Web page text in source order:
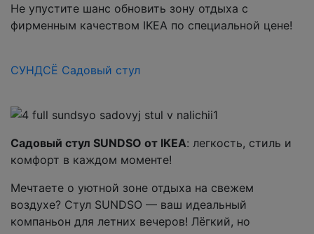
Не упустите шанс обновить зону отдыха с
фирменным качеством IKEA по специальной цене!
СУНДСЁ Садовый стул
Садовый стул SUNDSO от IKEA: легкость, стиль и
комфорт в каждом моменте!
Мечтаете о уютной зоне отдыха на свежем
воздухе? Стул SUNDSO — ваш идеальный
компаньон для летних вечеров! Лёгкий, но